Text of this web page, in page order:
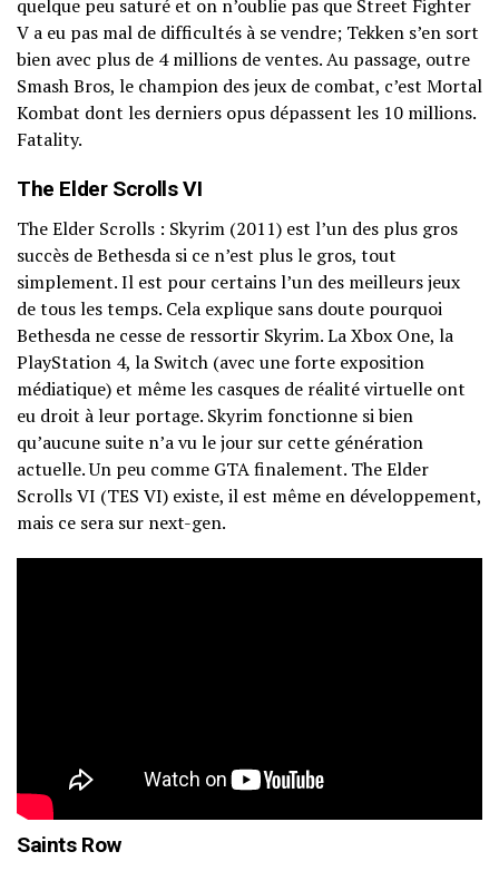
quelque peu saturé et on n’oublie pas que Street Fighter
V a eu pas mal de difficultés à se vendre; Tekken s’en sort
bien avec plus de 4 millions de ventes. Au passage, outre
Smash Bros, le champion des jeux de combat, c’est Mortal
Kombat dont les derniers opus dépassent les 10 millions.
Fatality.
The Elder Scrolls VI
The Elder Scrolls : Skyrim (2011) est l’un des plus gros
succès de Bethesda si ce n’est plus le gros, tout
simplement. Il est pour certains l’un des meilleurs jeux
de tous les temps. Cela explique sans doute pourquoi
Bethesda ne cesse de ressortir Skyrim. La Xbox One, la
PlayStation 4, la Switch (avec une forte exposition
médiatique) et même les casques de réalité virtuelle ont
eu droit à leur portage. Skyrim fonctionne si bien
qu’aucune suite n’a vu le jour sur cette génération
actuelle. Un peu comme GTA finalement. The Elder
Scrolls VI (TES VI) existe, il est même en développement,
mais ce sera sur next-gen.
Saints Row